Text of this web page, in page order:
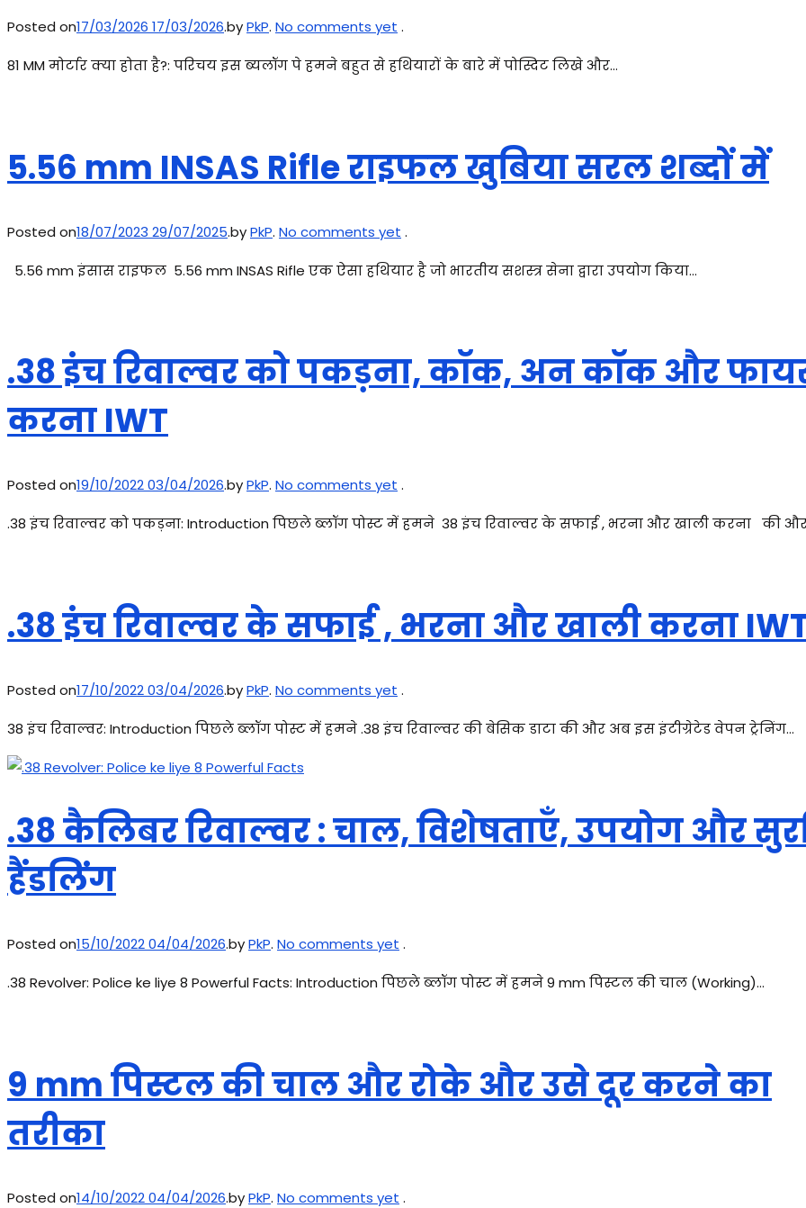
Posted on17/03/2026 17/03/2026.byPkP. No comments yet .
81 MM मोर्टार क्या होता है?: परिचय इस ब्यलॉग पे हमने बहुत से हथियारों के बारे में पोस्दिट लिखे और…
5.56 mm INSAS Rifle राइफल खुबिया सरल शब्दों में
Posted on18/07/2023 29/07/2025.byPkP. No comments yet .
5.56 mm इंसास राइफल 5.56 mm INSAS Rifle एक ऐसा हथियार है जो भारतीय सशस्त्र सेना द्वारा उपयोग किया…
.38 इंच रिवाल्वर को पकड़ना, कॉक, अन कॉक और
करना IWT
Posted on19/10/202203/04/2026.byPkP. No comments yet .
.38 इंच रिवाल्वर को पकड़ना: Introduction पिछले ब्लॉग पोस्ट में हमने 38 इंच रिवाल्वर के सफाई , भरना और खाली करना की
.38 इंच रिवाल्वर के सफाई , भरना और खाली करना
Posted on17/10/202203/04/2026.byPkP. No comments yet .
38 इंच रिवाल्वर: Introduction पिछले ब्लॉग पोस्ट में हमने .38 इंच रिवाल्वर की बेसिक डाटा की और अब इस इंटीग्रेटेड वेपन ट्रेनिंग…
.38 कैलिबर रिवाल्वर : चाल, विशेषताएँ, उपयोग और
हैंडलिंग
Posted on15/10/202204/04/2026.byPkP. No comments yet .
.38 Revolver: Police ke liye 8 Powerful Facts: Introduction पिछले ब्लॉग पोस्ट में हमने 9 mm पिस्टल की चाल (Working)…
9 mm पिस्टल की चाल और रोके और उसे दूर करने का
तरीका
Posted on14/10/202204/04/2026.byPkP. No comments yet .